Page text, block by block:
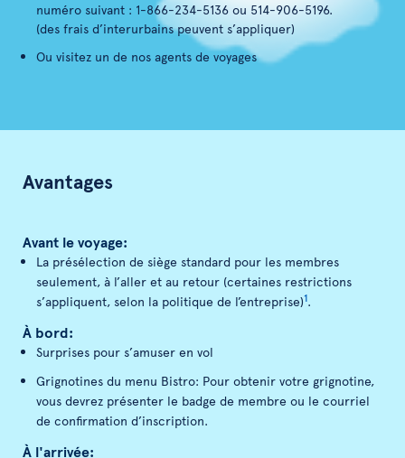
numéro suivant : 1-866-234-5136 ou 514-906-5196.
(des frais d’interurbains peuvent s’appliquer)
Ou visitez un de nos agents de voyages
Avantages
Avant le voyage:
La présélection de siège standard pour les membres
seulement, à l’aller et au retour (certaines restrictions
s’appliquent, selon la politique de l’entreprise)1.
À bord:
Surprises pour s’amuser en vol
Grignotines du menu Bistro: Pour obtenir votre grignotine,
vous devrez présenter le badge de membre ou le courriel
de confirmation d’inscription.
À l'arrivée: